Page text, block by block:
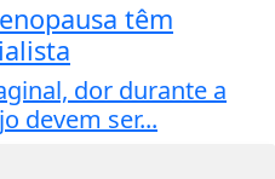
têm
dor durante a
devem ser...